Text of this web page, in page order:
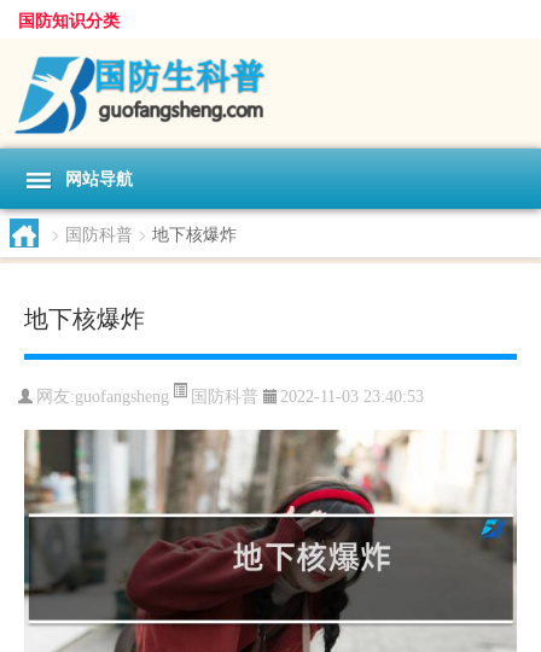
国防知识分类
网站导航
> 国防科普 > 地下核爆炸
地下核爆炸
网友:guofangsheng 国防科普 2022-11-03 23:40:53